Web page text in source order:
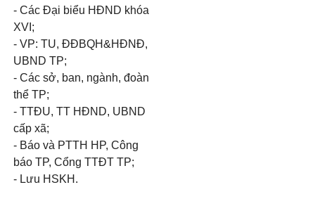
- Các Đại biểu HĐND khóa
XVI;
- VP: TU, ĐĐBQH&HĐNĐ,
UBND TP;
- Các sở, ban, ngành, đoàn
thể TP;
- TTĐU, TT HĐND, UBND
cấp xã;
- Báo và PTTH HP, Công
báo TP, Cổng TTĐT TP;
- Lưu HSKH.